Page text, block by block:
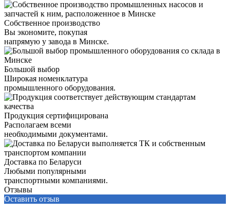
Собственное производство
Вы экономите, покупая
напрямую у завода в Минске.
Большой выбор
Широкая номенклатура
промышленного оборудования.
Продукция сертифицирована
Располагаем всеми
необходимыми документами.
Доставка по Беларуси
Любыми популярными
транспортными компаниями.
Отзывы
Оставить отзыв